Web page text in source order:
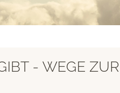
- WEGE